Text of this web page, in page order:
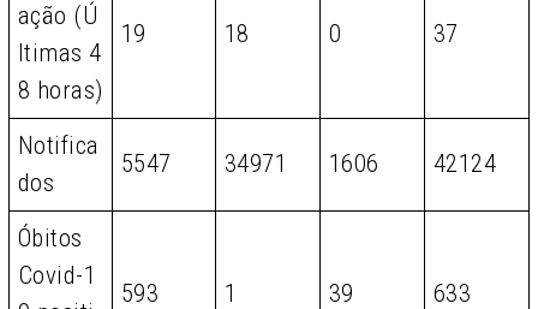
ação (Ú
ltimas 4
8 horas)
19 18 0 37
Notifica
dos
5547 34971 1606 42124
Óbitos
Covid-1
593 1 39 633